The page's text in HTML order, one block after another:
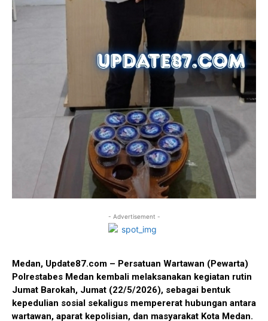
- Advertisement -
Medan, Update87.com – Persatuan Wartawan (Pewarta)
Polrestabes Medan kembali melaksanakan kegiatan rutin
Jumat Barokah, Jumat (22/5/2026), sebagai bentuk
kepedulian sosial sekaligus mempererat hubungan antara
wartawan, aparat kepolisian, dan masyarakat Kota Medan.